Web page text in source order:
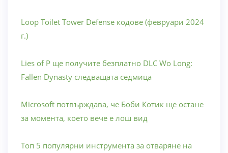
Loop Toilet Tower Defense кодове (февруари 2024
г.)
Lies of P ще получите безплатно DLC Wo Long:
Fallen Dynasty следващата седмица
Microsoft потвърждава, че Боби Котик ще остане
за момента, което вече е лош вид
Топ 5 популярни инструмента за отваряне на